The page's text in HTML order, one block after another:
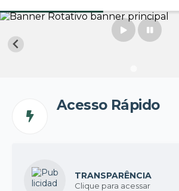
Acesso Rápido
TRANSPARÊNCIA
Clique para acessar